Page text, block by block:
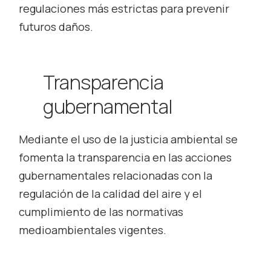
regulaciones más estrictas para prevenir
futuros daños.
Transparencia
gubernamental
Mediante el uso de la justicia ambiental se
fomenta la transparencia en las acciones
gubernamentales relacionadas con la
regulación de la calidad del aire y el
cumplimiento de las normativas
medioambientales vigentes.